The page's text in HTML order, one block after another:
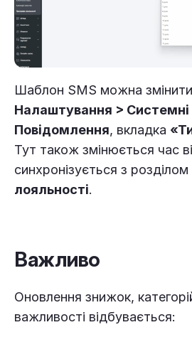
Шаблон SMS можна
Налаштування >
Повідомлення, вкладка
Тут також змінюється час
синхронізується з розділом
лояльності.
Важливо
Оновлення знижок, категорій
важливості відбувається: